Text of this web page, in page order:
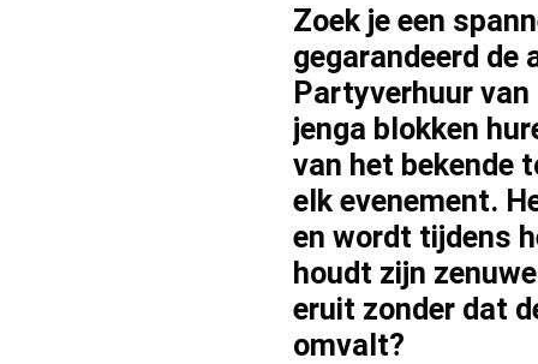
Zoek je een
gegarandeerd de
Partyverhuur van
jenga blokken
van het bekende
elk evenement.
en wordt tijdens
houdt zijn
eruit zonder dat
omvalt?